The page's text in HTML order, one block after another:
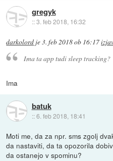
gregyk
::3. feb 2018, 16:32
darkolord je3. feb 2018 ob 16:17
Ima ta app tudi sleep tracking?
Ima
batuk
::6. feb 2018, 18:41
Moti me, da za npr. sms zgolj
da nastaviti, da ta opozorila
da ostanejo v spominu?